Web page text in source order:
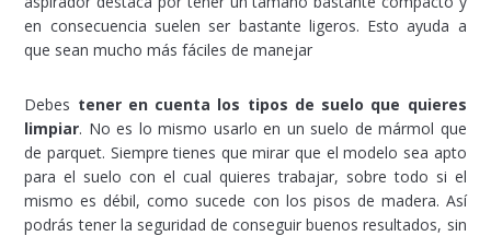
en consecuencia suelen ser bastante ligeros. Esto ayuda a
que sean mucho más fáciles de manejar
Debes tener en cuenta los tipos de suelo que quieres
limpiar. No es lo mismo usarlo en un suelo de mármol que
de parquet. Siempre tienes que mirar que el modelo sea apto
para el suelo con el cual quieres trabajar, sobre todo si el
mismo es débil, como sucede con los pisos de madera. Así
podrás tener la seguridad de conseguir buenos resultados, sin